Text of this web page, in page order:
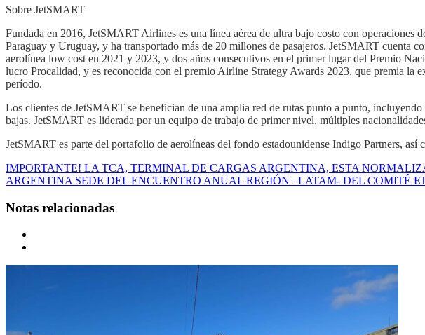
Sobre JetSMART
Fundada en 2016, JetSMART Airlines es una línea aérea de ultra bajo costo con
Paraguay y Uruguay, y ha transportado más de 20 millones de pasajeros. JetSMART
aerolínea low cost en 2021 y 2023, y dos años consecutivos en el primer lugar del Premio
lucro Procalidad, y es reconocida con el premio Airline Strategy Awards 2023, que premia la
período.
Los clientes de JetSMART se benefician de una amplia red de rutas punto a punto,
bajas. JetSMART es liderada por un equipo de trabajo de primer nivel, múltiples
JetSMART es parte del portafolio de aerolíneas del fondo estadounidense Indigo Partners,
IMPORTANTE! LA TCA, TERMINAL DE CARGAS ARGENTINA, ESTA
ARGENTINA SEDE DEL ENCUENTRO ANUAL REGIÓN –LATAM- DEL COMITÉ
Notas relacionadas